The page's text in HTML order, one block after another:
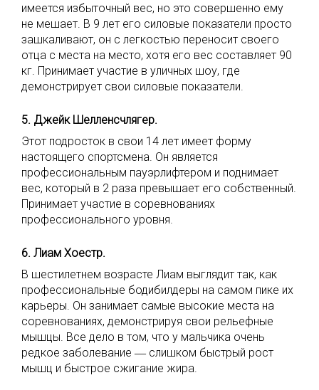
имеется избыточный вес, но это совершенно ему
не мешает. В 9 лет его силовые показатели просто
зашкаливают, он с легкостью переносит своего
отца с места на место, хотя его вес составляет 90
кг. Принимает участие в уличных шоу, где
демонстрирует свои силовые показатели.
5. Джейк Шелленсчлягер.
Этот подросток в свои 14 лет имеет форму
настоящего спортсмена. Он является
профессиональным пауэрлифтером и поднимает
вес, который в 2 раза превышает его собственный.
Принимает участие в соревнованиях
профессионального уровня.
6. Лиам Хоестр.
В шестилетнем возрасте Лиам выглядит так, как
профессиональные бодибилдеры на самом пике их
карьеры. Он занимает самые высокие места на
соревнованиях, демонстрируя свои рельефные
мышцы. Все дело в том, что у мальчика очень
редкое заболевание ― слишком быстрый рост
мышц и быстрое сжигание жира.